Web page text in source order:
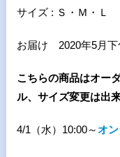
サイズ: Ｓ・Ｍ・Ｌ
お届け 2020年5月下
こちらの商品はオー
ル、サイズ変更は出
4/1（水）10:00～オ